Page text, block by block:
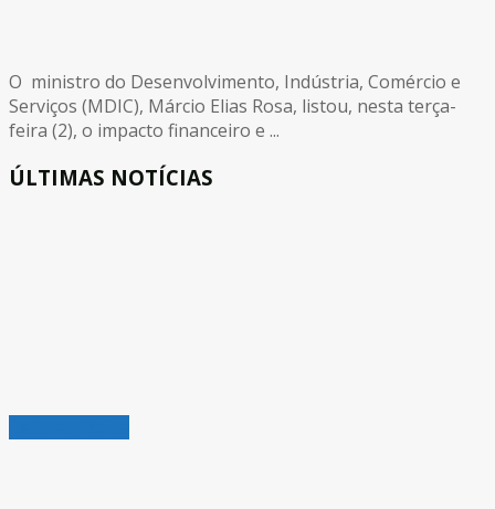
O ministro do Desenvolvimento, Indústria, Comércio e
Serviços (MDIC), Márcio Elias Rosa, listou, nesta terça-
feira (2), o impacto financeiro e ...
ÚLTIMAS NOTÍCIAS